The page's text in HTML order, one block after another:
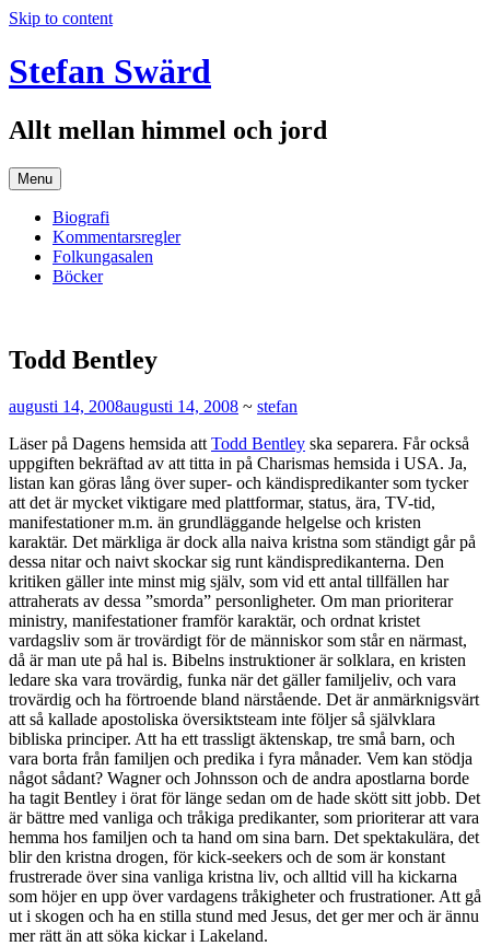
Skip to content
Stefan Swärd
Allt mellan himmel och jord
Menu
Biografi
Kommentarsregler
Folkungasalen
Böcker
Todd Bentley
augusti 14, 2008augusti 14, 2008 ~ stefan
Läser på Dagens hemsida att Todd Bentley ska separera. Får också
uppgiften bekräftad av att titta in på Charismas hemsida i USA. Ja,
listan kan göras lång över super- och kändispredikanter som tycker
att det är mycket viktigare med plattformar, status, ära, TV-tid,
manifestationer m.m. än grundläggande helgelse och kristen
karaktär. Det märkliga är dock alla naiva kristna som ständigt går på
dessa nitar och naivt skockar sig runt kändispredikanterna. Den
kritiken gäller inte minst mig själv, som vid ett antal tillfällen har
attraherats av dessa ”smorda” personligheter. Om man prioriterar
ministry, manifestationer framför karaktär, och ordnat kristet
vardagsliv som är trovärdigt för de människor som står en närmast,
då är man ute på hal is. Bibelns instruktioner är solklara, en kristen
ledare ska vara trovärdig, funka när det gäller familjeliv, och vara
trovärdig och ha förtroende bland närstående. Det är anmärknigsvärt
att så kallade apostoliska översiktsteam inte följer så självklara
bibliska principer. Att ha ett trassligt äktenskap, tre små barn, och
vara borta från familjen och predika i fyra månader. Vem kan stödja
något sådant? Wagner och Johnsson och de andra apostlarna borde
ha tagit Bentley i örat för länge sedan om de hade skött sitt jobb. Det
är bättre med vanliga och tråkiga predikanter, som prioriterar att vara
hemma hos familjen och ta hand om sina barn. Det spektakulära, det
blir den kristna drogen, för kick-seekers och de som är konstant
frustrerade över sina vanliga kristna liv, och alltid vill ha kickarna
som höjer en upp över vardagens tråkigheter och frustrationer. Att gå
ut i skogen och ha en stilla stund med Jesus, det ger mer och är ännu
mer rätt än att söka kickar i Lakeland.